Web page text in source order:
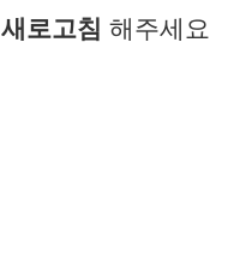
새로고침 해주세요